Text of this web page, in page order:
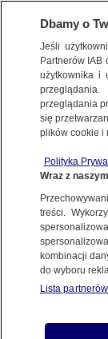
METEO
ŚWIAT
6.08.2024, 08:52
Dbamy o
Jeśli
Partnerów
użytkownika i
przeglądania
się
plików cookie i
Polityka
Wraz z
treści.
kombinacji
do wyboru
Lista